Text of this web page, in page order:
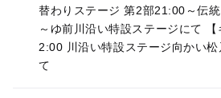
替わりステージ 第2部21:00～伝
～ゆ前川沿い特設ステージにて
2:00 川沿い特設ステージ向かい
て